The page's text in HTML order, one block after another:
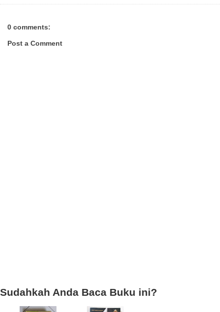
0 comments:
Post a Comment
Sudahkah Anda Baca Buku ini?